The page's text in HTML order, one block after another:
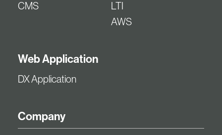
CMS
LTI
AWS
Web Application
DX Application
Company